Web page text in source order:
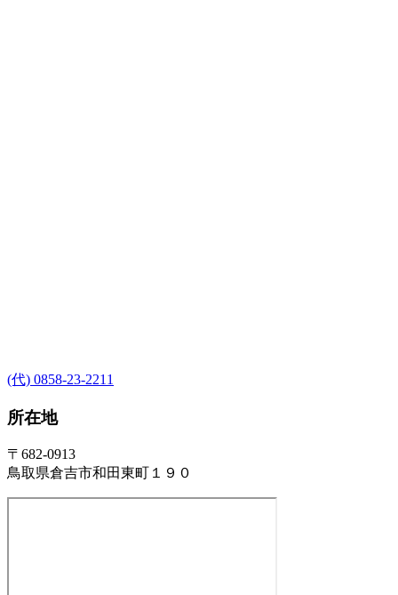
(代) 0858-23-2211
所在地
〒682-0913
鳥取県倉吉市和田東町１９０